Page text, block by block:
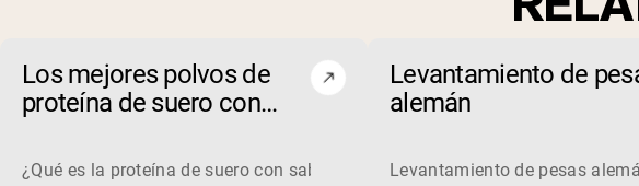
Los mejores polvos de
proteína de suero con
de maní de 2026
¿Qué es la proteína de suero con sabor a chocolate y mantequilla de
Levantamiento de
alemán
Levantamiento de pesas